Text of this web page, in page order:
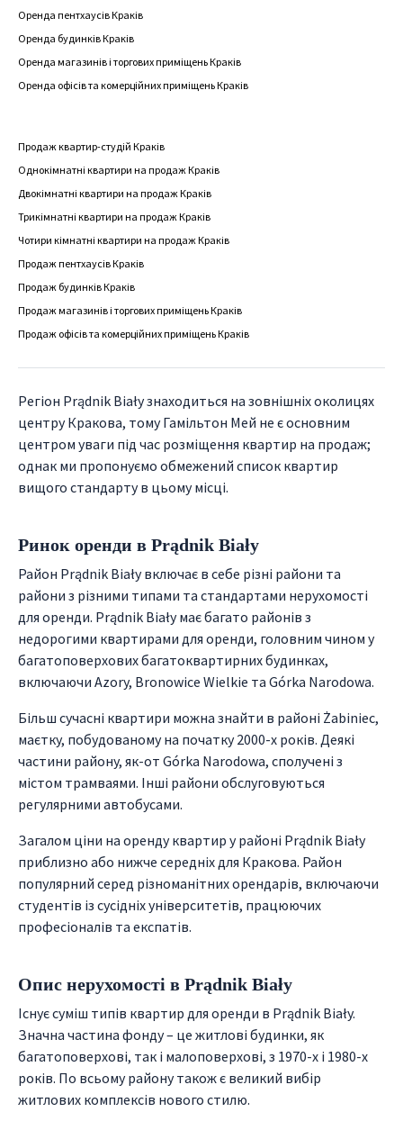
Оренда пентхаусів Краків
Оренда будинків Краків
Оренда магазинів і торгових приміщень Краків
Оренда офісів та комерційних приміщень Краків
Продаж квартир-студій Краків
Однокімнатні квартири на продаж Краків
Двокімнатні квартири на продаж Краків
Трикімнатні квартири на продаж Краків
Чотири кімнатні квартири на продаж Краків
Продаж пентхаусів Краків
Продаж будинків Краків
Продаж магазинів і торгових приміщень Краків
Продаж офісів та комерційних приміщень Краків
Регіон Prądnik Biały знаходиться на зовнішніх околицях
центру Кракова, тому Гамільтон Мей не є основним
центром уваги під час розміщення квартир на продаж;
однак ми пропонуємо обмежений список квартир
вищого стандарту в цьому місці.
Ринок оренди в Prądnik Biały
Район Prądnik Biały включає в себе різні райони та
райони з різними типами та стандартами нерухомості
для оренди. Prądnik Biały має багато районів з
недорогими квартирами для оренди, головним чином у
багатоповерхових багатоквартирних будинках,
включаючи Azory, Bronowice Wielkie та Górka Narodowa.
Більш сучасні квартири можна знайти в районі Żabiniec,
маєтку, побудованому на початку 2000-х років. Деякі
частини району, як-от Górka Narodowa, сполучені з
містом трамваями. Інші райони обслуговуються
регулярними автобусами.
Загалом ціни на оренду квартир у районі Prądnik Biały
приблизно або нижче середніх для Кракова. Район
популярний серед різноманітних орендарів, включаючи
студентів із сусідніх університетів, працюючих
професіоналів та експатів.
Опис нерухомості в Prądnik Biały
Існує суміш типів квартир для оренди в Prądnik Biały.
Значна частина фонду – це житлові будинки, як
багатоповерхові, так і малоповерхові, з 1970-х і 1980-х
років. По всьому району також є великий вибір
житлових комплексів нового стилю.